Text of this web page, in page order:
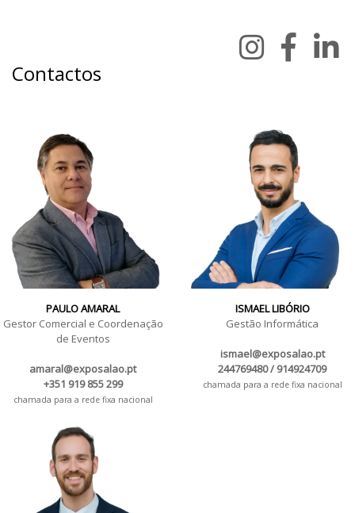
Contactos
PAULO AMARAL
Gestor Comercial e Coordenação
de Eventos
amaral@exposalao.pt
+351 919 855 299
chamada para a rede fixa nacional
ISMAEL LIBÓRIO
Gestão Informática
ismael@exposalao.pt
244769480 / 914924709
chamada para a rede fixa nacional